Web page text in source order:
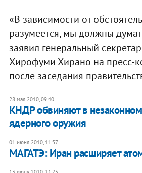
«В зависимости от
разумеется, мы должны
заявил генеральный
Хирофуми Хирано на пресс-
после заседания
28 мая 2010, 09:40
КНДР обвиняют в
ядерного оружия
01 июня 2010, 11:37
МАГАТЭ: Иран расширяет